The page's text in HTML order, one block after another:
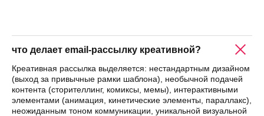
что делает email-рассылку креативной?
Креативная рассылка выделяется: нестандартным дизайном
(выход за привычные рамки шаблона), необычной подачей
контента (сторителлинг, комиксы, мемы), интерактивными
элементами (анимация, кинетические элементы, параллакс),
неожиданным тоном коммуникации, уникальной визуальной